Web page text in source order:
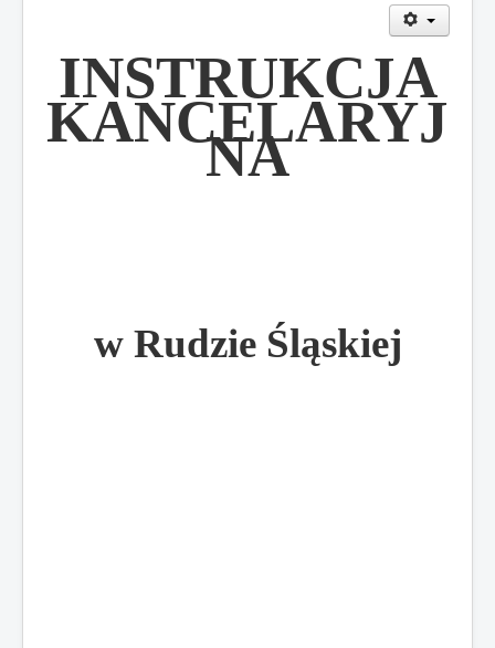
INSTRUKCJA
KANCELARYJ
NA
w Rudzie Śląskiej